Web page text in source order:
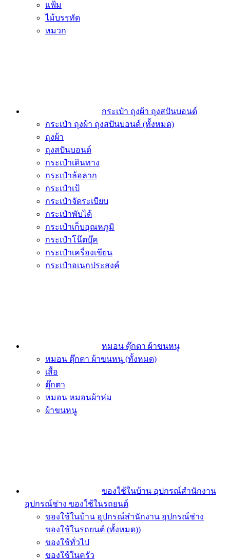
แฟ้ม
ไม้บรรทัด
หมวก
กระเป๋า ถุงผ้า ถุงสปันบอนด์
กระเป๋า ถุงผ้า ถุงสปันบอนด์ (ทั้งหมด)
ถุงผ้า
ถุงสปันบอนด์
กระเป๋าเดินทาง
กระเป๋าล้อลาก
กระเป๋าเป้
กระเป๋าจัดระเบียบ
กระเป๋าพับได้
กระเป๋าเก็บอุณหภูมิ
กระเป๋าโน๊ตบุ๊ค
กระเป๋าเครื่องเขียน
กระเป๋าอเนกประสงค์
หมอน ตุ๊กตา ผ้าขนหนู
หมอน ตุ๊กตา ผ้าขนหนู (ทั้งหมด)
เสื้อ
ตุ๊กตา
หมอน หมอนผ้าห่ม
ผ้าขนหนู
ของใช้ในบ้าน อุปกรณ์สำนักงาน
อุปกรณ์ช่าง ของใช้ในรถยนต์
ของใช้ในบ้าน อุปกรณ์สำนักงาน อุปกรณ์ช่าง
ของใช้ในรถยนต์ (ทั้งหมด))
ของใช้ทั่วไป
ของใช้ในครัว